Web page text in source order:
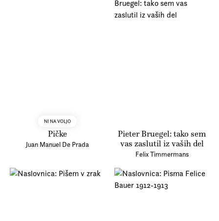
NI NA VOLJO
Pičke
Juan Manuel De Prada
Pieter Bruegel: tako sem
vas zaslutil iz vaših del
Felix Timmermans